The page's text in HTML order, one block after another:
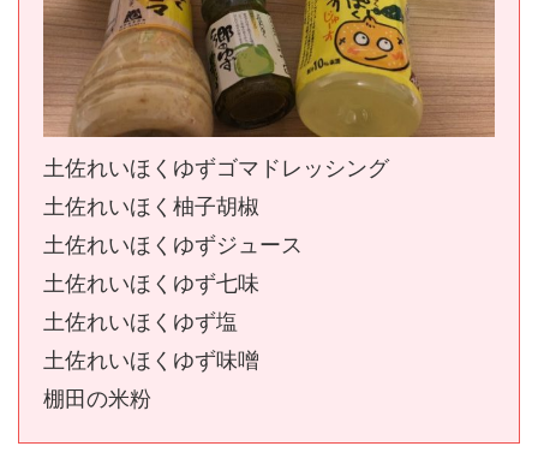
土佐れいほくゆずゴマドレッシング
土佐れいほく柚子胡椒
土佐れいほくゆずジュース
土佐れいほくゆず七味
土佐れいほくゆず塩
土佐れいほくゆず味噌
棚田の米粉